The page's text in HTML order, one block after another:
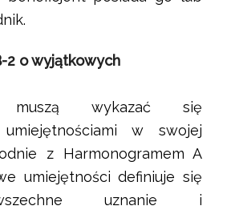
2 o wyjątkowych
muszą wykazać się
w swojej
z Harmonogramem A
umiejętności definiuje się
uznanie i